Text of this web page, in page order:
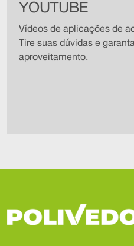
YOUTUBE
Vídeos de aplicações de
Tire suas dúvidas e
aproveitamento.